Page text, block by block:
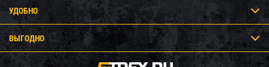
УДОБНО
ВЫГОДНО